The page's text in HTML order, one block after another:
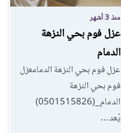
منذ 3 أشهر
عزل فوم بحي النزهة
الدمام
عزل فوم بحي النزهة الدمامعزل
فوم بحي النزهة
الدمام_(0501515826‎)
يُعد…